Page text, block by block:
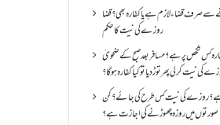
سے صرف قضاء لازم ہے یا کفارہ بھی؟ قضا
روزے کی نیت کا حکم
کس شخص پر ہے؟ مسافر بعد صبح کے ضحویٰ
نیت کر لی پھر توڑ دیا تو کیا کفارہ ہو گا؟
روزے کی نیت کس طرح کی جائے؟ کن
صورتوں میں روزہ چھوڑنے کی اجازت ہے؟